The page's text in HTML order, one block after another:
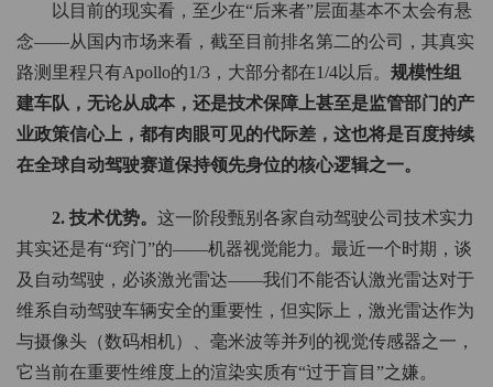
以目前的现实看，至少在“后来者”层面基本不太会有悬
念——从国内市场来看，截至目前排名第二的公司，其真实
路测里程只有Apollo的1/3，大部分都在1/4以后。 规模性组
建车队，无论从成本，还是技术保障上甚至是监管部门的产
业政策信心上，都有肉眼可见的代际差，这也将是百度持续
在全球自动驾驶赛道保持领先身位的核心逻辑之一。
2. 技术优势。 这一阶段甄别各家自动驾驶公司技术实力
其实还是有“窍门”的——机器视觉能力。最近一个时期，谈
及自动驾驶，必谈激光雷达——我们不能否认激光雷达对于
维系自动驾驶车辆安全的重要性，但实际上，激光雷达作为
与摄像头（数码相机）、毫米波等并列的视觉传感器之一，
它当前在重要性维度上的渲染实质有“过于盲目”之嫌。